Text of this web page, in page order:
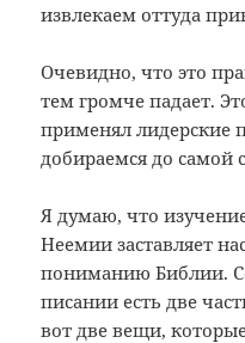
извлекаем оттуда
Очевидно, что это
тем громче падает.
применял
добираемся до самой
Я думаю, что
Неемии заставляет
пониманию Библии.
писании есть две
вот две вещи,